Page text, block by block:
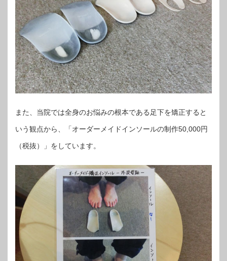
また、当院では全身のお悩みの根本である足下を矯正すると
いう観点から、「オーダーメイドインソールの制作50,000円
（税抜）」をしています。